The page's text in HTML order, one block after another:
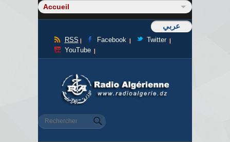
عربي
RSS Facebook
Twitter
YouTube
Formulaire de recherche
Rechercher